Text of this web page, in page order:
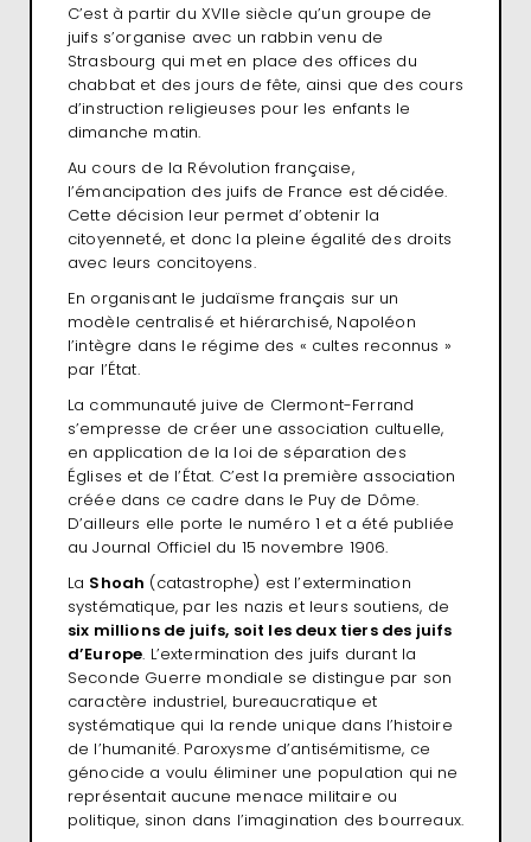
C’est à partir du XVIIe siècle qu’un groupe de
juifs s’organise avec un rabbin venu de
Strasbourg qui met en place des offices du
chabbat et des jours de fête, ainsi que des cours
d’instruction religieuses pour les enfants le
dimanche matin.
Au cours de la Révolution française,
l’émancipation des juifs de France est décidée.
Cette décision leur permet d’obtenir la
citoyenneté, et donc la pleine égalité des droits
avec leurs concitoyens.
En organisant le judaïsme français sur un
modèle centralisé et hiérarchisé, Napoléon
l’intègre dans le régime des « cultes reconnus »
par l’État.
La communauté juive de Clermont-Ferrand
s’empresse de créer une association cultuelle,
en application de la loi de séparation des
Églises et de l’État. C’est la première association
créée dans ce cadre dans le Puy de Dôme.
D’ailleurs elle porte le numéro 1 et a été publiée
au Journal Officiel du 15 novembre 1906.
La Shoah (catastrophe) est l’extermination
systématique, par les nazis et leurs soutiens, de
six millions de juifs, soit les deux tiers des juifs
d’Europe. L’extermination des juifs durant la
Seconde Guerre mondiale se distingue par son
caractère industriel, bureaucratique et
systématique qui la rende unique dans l’histoire
de l’humanité. Paroxysme d’antisémitisme, ce
génocide a voulu éliminer une population qui ne
représentait aucune menace militaire ou
politique, sinon dans l’imagination des bourreaux.